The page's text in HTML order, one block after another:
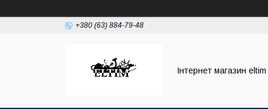
+380 (63) 884-79-48
Інтернет магазин eltim